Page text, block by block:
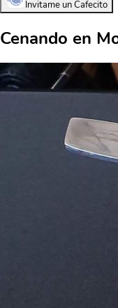
Invitame un Cafecito
Cenando en